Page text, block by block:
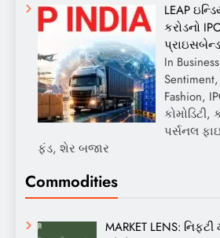
LEAP
કરોડનો
In
Fashion,
કોમોડિટી,
પર્સનલ
ફંડ, શેર બજાર
Commodities
MARKET LENS: